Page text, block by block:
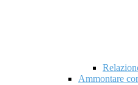
Ammontare